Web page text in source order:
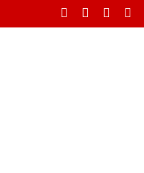
ดเดือนสิงหาคม